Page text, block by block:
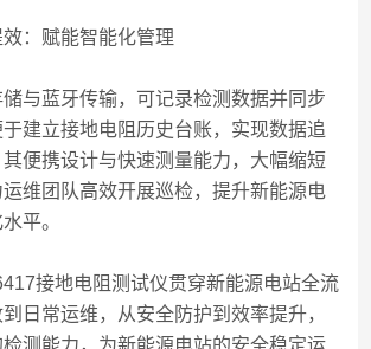
：赋能智能化管理
蓝牙传输，可记录检测数据并同步
建立接地电阻历史台账，实现数据追
便携设计与快速测量能力，大幅缩短
维团队高效开展巡检，提升新能源电
平。
接地电阻测试仪贯穿新能源电站全流
日常运维，从安全防护到效率提升，
测能力，为新能源电站的安全稳定运